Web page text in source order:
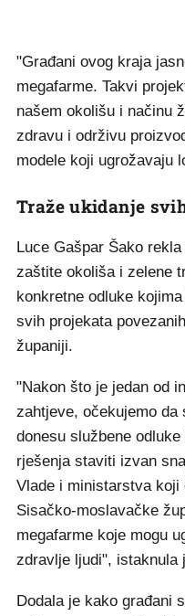
"Građani ovog kraja
megafarme. Takvi
našem okolišu i načinu
zdravu i održivu
modele koji ugrožavaju
Traže ukidanje
Luce Gašpar Šako
zaštite okoliša i zelene
konkretne odluke
svih projekata
županiji.
"Nakon što je jedan od
zahtjeve, očekujemo
donesu službene
rješenja staviti izvan
Vlade i ministarstva koji
Sisačko-moslavačke
megafarme koje mogu
zdravlje ljudi", istaknula
Dodala je kako građani